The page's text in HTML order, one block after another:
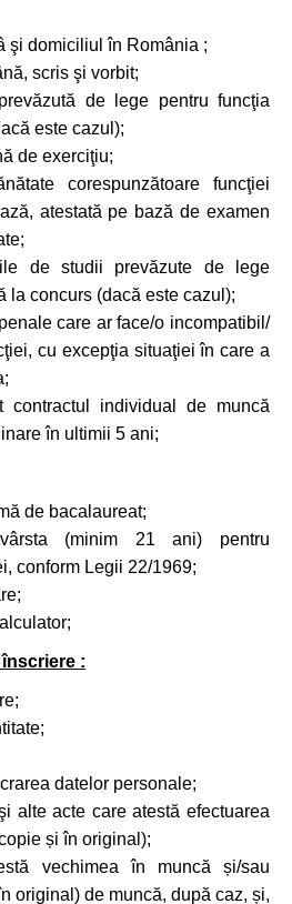
şi domiciliul în România ;
scris şi vorbit;
de lege pentru funcţia
este cazul);
de exerciţiu;
corespunzătoare funcţiei
atestată pe bază de examen
de studii prevăzute de lege
la concurs (dacă este cazul);
care ar face/o incompatibil/
cu excepţia situaţiei în care a
contractul individual de muncă
în ultimii 5 ani;
de bacalaureat;
(minim 21 ani) pentru
conform Legii 22/1969;
:
datelor personale;
alte acte care atestă efectuarea
și în original);
vechimea în muncă și/sau
original) de muncă, după caz, și,